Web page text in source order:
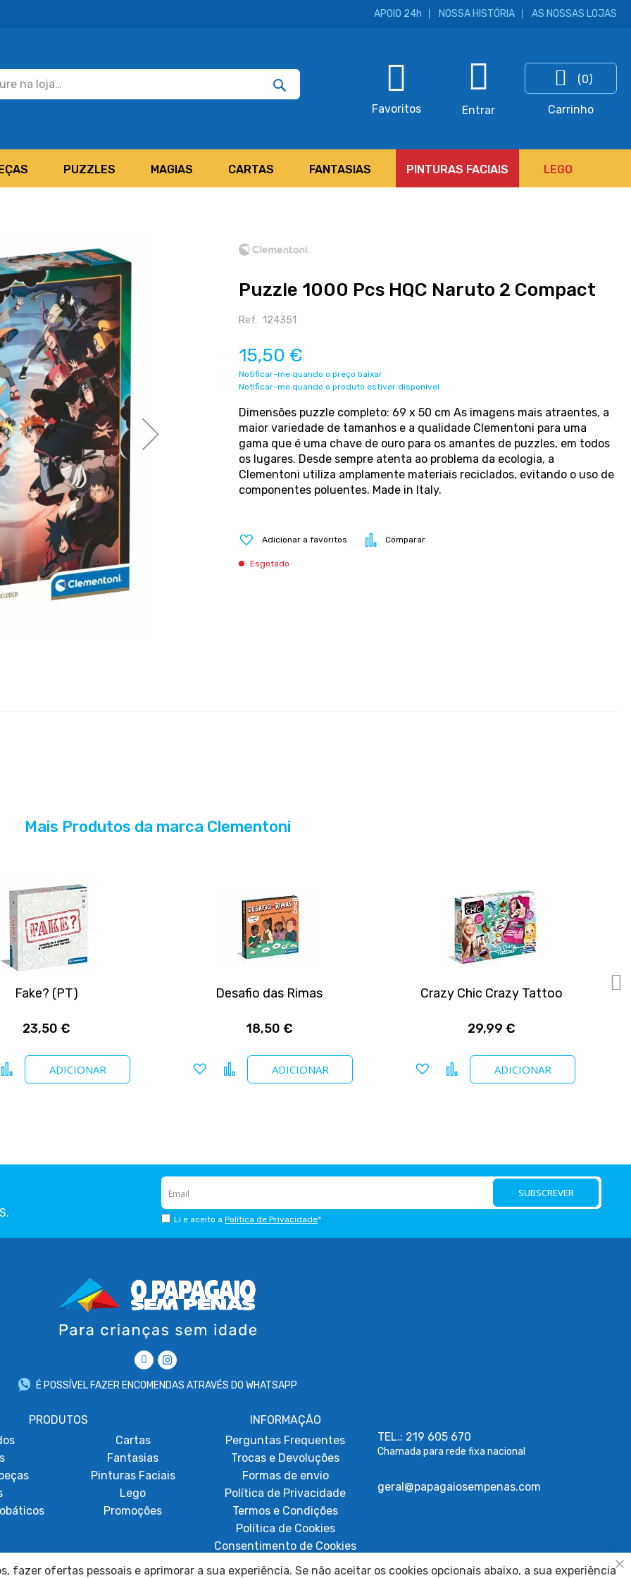
APOIO 24h NOSSA HISTÓRIA AS NOSSAS LOJAS
Pesquisar Pesquisar
Favoritos Entrar
(0)
Carrinho
PUZZLES MAGIAS CARTAS FANTASIAS PINTURAS FACIAIS LEGO
Puzzle 1000 Pcs HQC Naruto 2 Compact
Ref. 124351
15,50 €
Notificar-me quando o preço baixar
Notificar-me quando o produto estiver disponível
Dimensões puzzle completo: 69 x 50 cm As imagens mais atraentes, a
maior variedade de tamanhos e a qualidade Clementoni para uma
gama que é uma chave de ouro para os amantes de puzzles, em todos
os lugares. Desde sempre atenta ao problema da ecologia, a
Clementoni utiliza amplamente materiais reciclados, evitando o uso de
componentes poluentes. Made in Italy.
Adicionar a favoritos Comparar
Esgotado
Mais Produtos da marca Clementoni
Fake? (PT)
23,50 €
ADICIONAR
a favoritos
Comparar
Desafio das Rimas
18,50 €
ADICIONAR
Adicionar a favoritos
Comparar
Crazy Chic Crazy Tattoo
29,99 €
ADICIONAR
Adicionar a favoritos
Comparar
SUBSCREVER
Li e aceito a Política de Privacidade*
É POSSÍVEL FAZER ENCOMENDAS ATRAVÉS DO WHATSAPP
PRODUTOS
Cartas
Fantasias
Pinturas Faciais
Lego
Promoções
INFORMAÇÃO
Perguntas Frequentes
Trocas e Devoluções
Formas de envio
Política de Privacidade
Termos e Condições
Política de Cookies
Consentimento de Cookies
Resolução de Litígios
TEL.: 219 605 670
Chamada para rede fixa nacional
geral@papagaiosempenas.com
fazer ofertas pessoais e aprimorar a sua experiência. Se não aceitar os cookies opcionais abaixo, a sua experiência